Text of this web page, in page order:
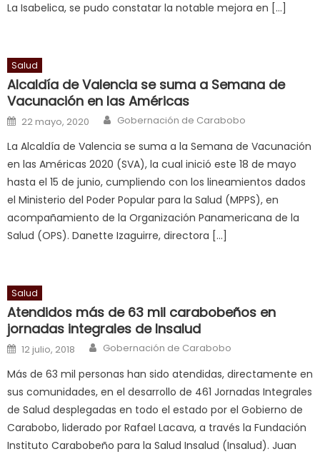
न
भ
क
च
त
स
लग
आपक
पस
द,
sexy
enjoys
a
long
hard
La Isabelica, se pudo constatar la notable mejora en […]
Salud
Alcaldía de Valencia se suma a Semana de
Vacunación en las Américas
Posted on
22 mayo, 2020 Author
Gobernación de Carabobo
La Alcaldía de Valencia se suma a la Semana de Vacunación
en las Américas 2020 (SVA), la cual inició este 18 de mayo
hasta el 15 de junio, cumpliendo con los lineamientos dados
el Ministerio del Poder Popular para la Salud (MPPS), en
acompañamiento de la Organización Panamericana de la
Salud (OPS). Danette Izaguirre, directora […]
Salud
Atendidos más de 63 mil carabobeños en
jornadas integrales de Insalud
Posted on
12 julio, 2018 Author
Gobernación de Carabobo
Más de 63 mil personas han sido atendidas, directamente en
sus comunidades, en el desarrollo de 461 Jornadas Integrales
de Salud desplegadas en todo el estado por el Gobierno de
Carabobo, liderado por Rafael Lacava, a través la Fundación
Instituto Carabobeño para la Salud Insalud (Insalud). Juan